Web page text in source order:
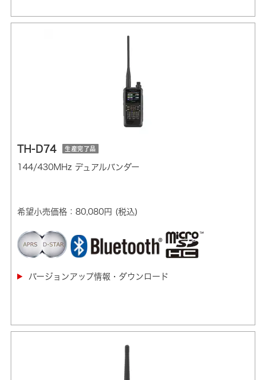
TH-D74 生産完了品
144/430MHz デュアルバンダー
希望小売価格：80,080円 (税込)
バージョンアップ情報・ダウンロード